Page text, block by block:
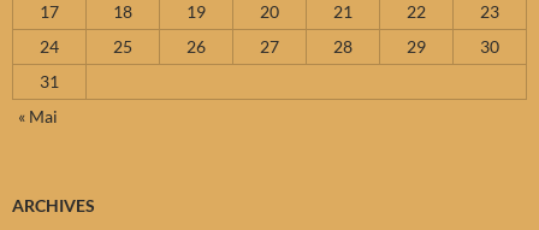
17
18 19 20 21 22
23
24
25 26 27 28 29
30
31
« Mai
ARCHIVES